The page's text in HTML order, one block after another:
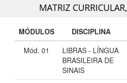
MATRIZ CURRICULAR,
MÓDULOS DISCIPLINA
Mód. 01
LIBRAS - LÍNGUA
BRASILEIRA DE
SINAIS